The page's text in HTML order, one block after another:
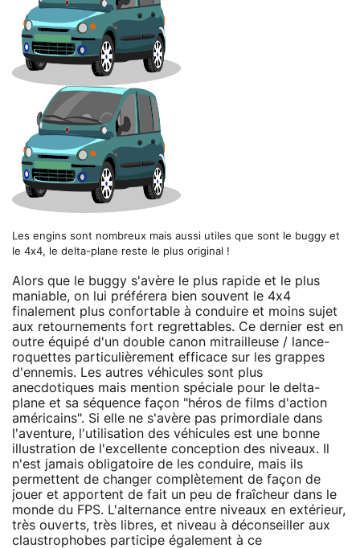
Les engins sont nombreux mais aussi utiles que sont le buggy et
le 4x4, le delta-plane reste le plus original !
Alors que le buggy s'avère le plus rapide et le plus
maniable, on lui préférera bien souvent le 4x4
finalement plus confortable à conduire et moins sujet
aux retournements fort regrettables. Ce dernier est en
outre équipé d'un double canon mitrailleuse / lance-
roquettes particulièrement efficace sur les grappes
d'ennemis. Les autres véhicules sont plus
anecdotiques mais mention spéciale pour le delta-
plane et sa séquence façon "héros de films d'action
américains". Si elle ne s'avère pas primordiale dans
l'aventure, l'utilisation des véhicules est une bonne
illustration de l'excellente conception des niveaux. Il
n'est jamais obligatoire de les conduire, mais ils
permettent de changer complètement de façon de
jouer et apportent de fait un peu de fraîcheur dans le
monde du FPS. L'alternance entre niveaux en extérieur,
très ouverts, très libres, et niveau à déconseiller aux
claustrophobes participe également à ce